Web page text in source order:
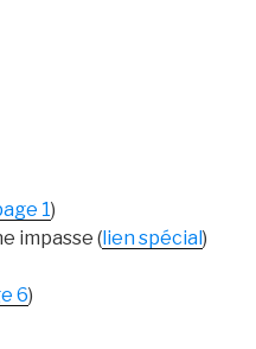
1)
impasse (lien spécial)
6)